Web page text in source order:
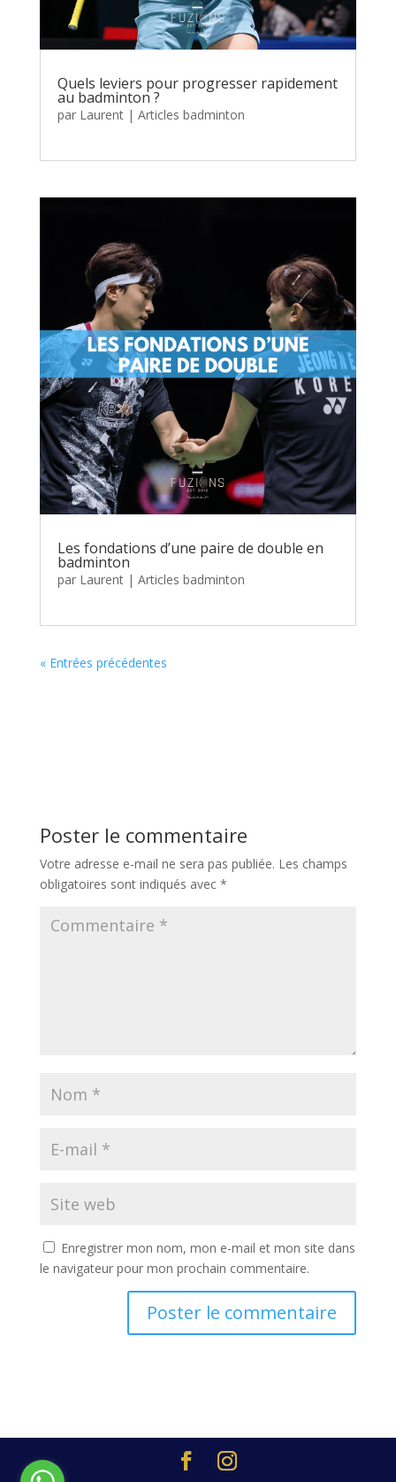
Quels leviers pour progresser rapidement
au badminton ?
par Laurent| Articles badminton
Les fondations d’une paire de double en
badminton
par Laurent| Articles badminton
« Entrées précédentes
Poster le commentaire
Votre adresse e-mail ne sera pas publiée. Les champs
obligatoires sont indiqués avec *
Enregistrer mon nom, mon e-mail et mon site dans
le navigateur pour mon prochain commentaire.